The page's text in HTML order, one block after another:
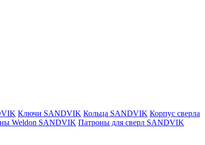
Ключи SANDVIK Кольца SANDVIK Корпус сверла
Weldon SANDVIK Патроны для сверл SANDVIK